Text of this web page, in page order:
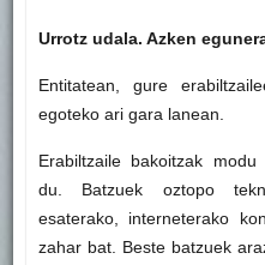
Urrotz udala. Azken
Entitatean, gure
egoteko ari gara lanean.
Erabiltzaile bakoitzak
du. Batzuek oztopo
esaterako, interneterako
zahar bat. Beste batzuek